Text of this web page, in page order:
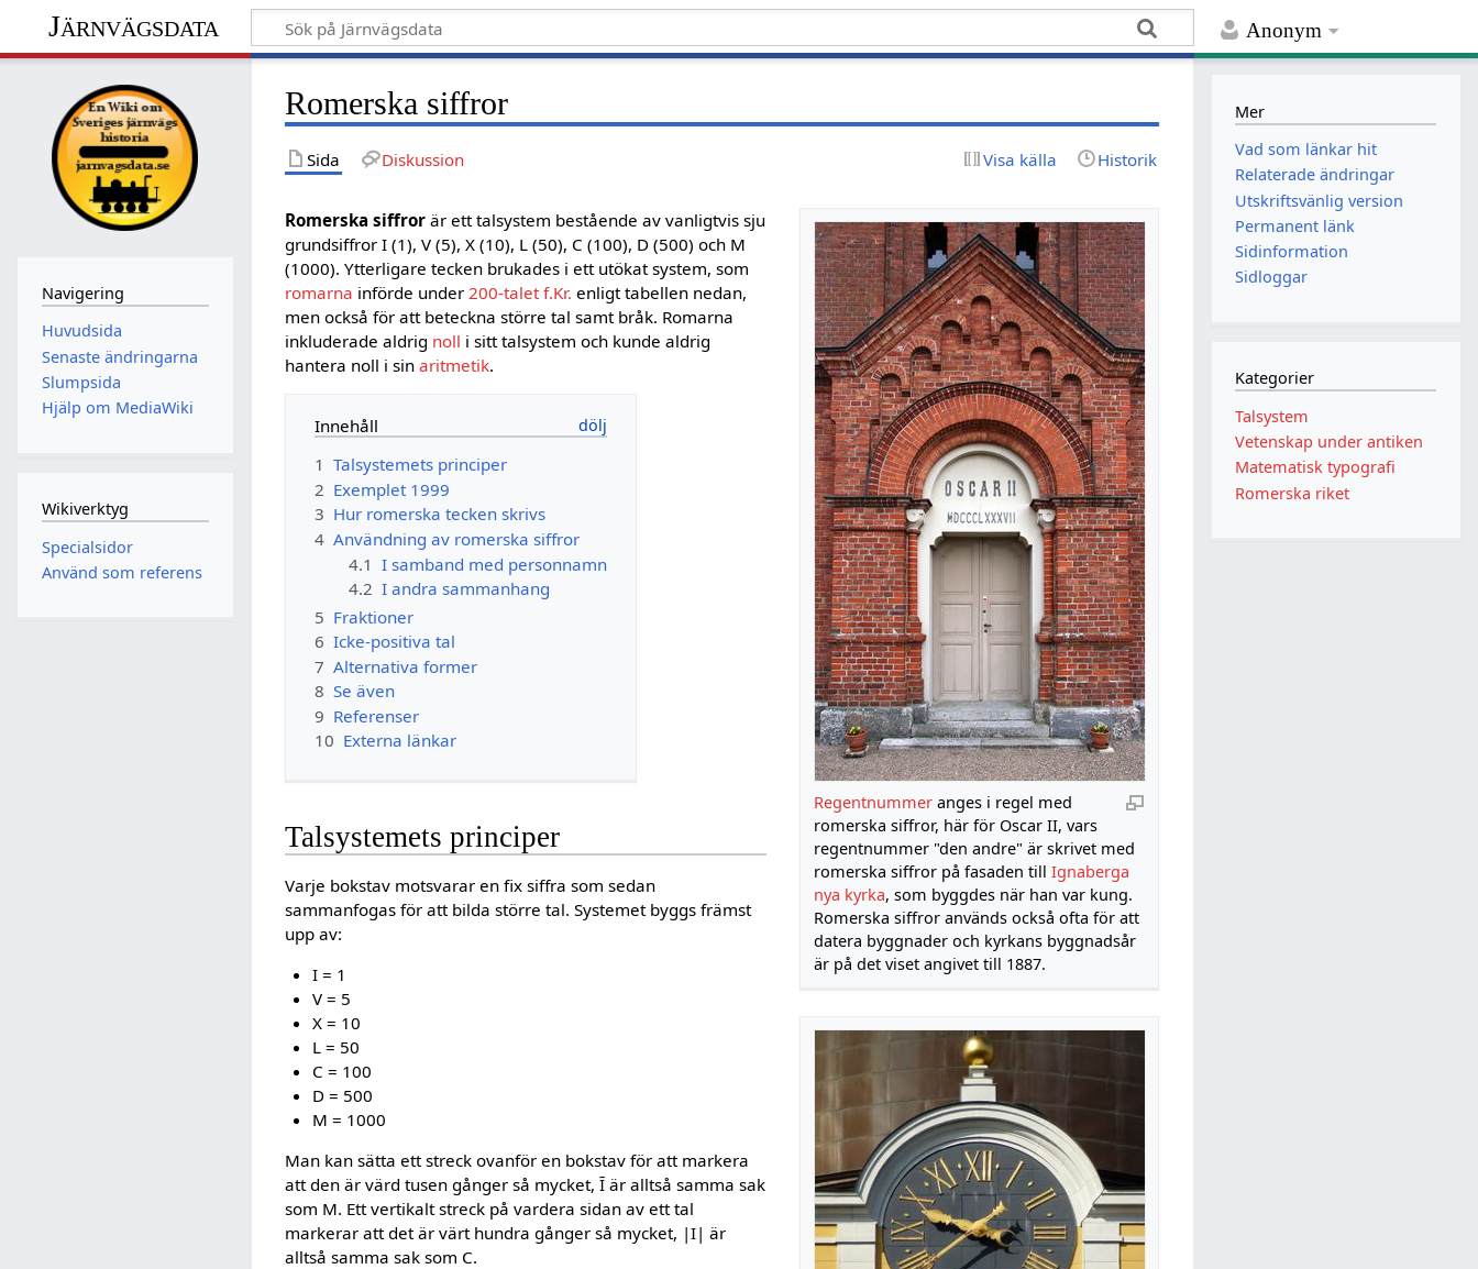
Anonym
Järnvägsdata
Romerska siffror
Sida Diskussion Visa källa Historik
Regentnummeranges i regel med
romerska siffror, här för Oscar II, vars
regentnummer "den andre" är skrivet med
romerska siffror på fasaden till Ignaberga
nya kyrka, som byggdes när han var kung.
Romerska siffror används också ofta för att
datera byggnader och kyrkans byggnadsår
är på det viset angivet till 1887.
Romerska siffror är ett talsystem bestående av vanligtvis sju
grundsiffror I (1), V (5), X (10), L (50), C (100), D (500) och M
(1000). Ytterligare tecken brukades i ett utökat system, som
romarna införde under 200-talet f.Kr. enligt tabellen nedan,
men också för att beteckna större tal samt bråk. Romarna
inkluderade aldrig noll i sitt talsystem och kunde aldrig
hantera noll i sinaritmetik.
Innehåll
1 Talsystemets principer
2 Exemplet 1999
3 Hur romerska tecken skrivs
4 Användning av romerska siffror
4.1 I samband med personnamn
4.2 I andra sammanhang
5 Fraktioner
6 Icke-positiva tal
7 Alternativa former
8 Se även
9 Referenser
10 Externa länkar
Talsystemets principer
Varje bokstav motsvarar en fix siffra som sedan
sammanfogas för att bilda större tal. Systemet byggs främst
upp av:
I = 1
V = 5
X = 10
L = 50
C = 100
D = 500
M = 1000
Man kan sätta ett streck ovanför en bokstav för att markera
att den är värd tusen gånger så mycket, Ī är alltså samma sak
som M. Ett vertikalt streck på vardera sidan av ett tal
markerar att det är värt hundra gånger så mycket, |I| är
alltså samma sak som C.
Navigering
Huvudsida
Senaste ändringarna
Slumpsida
Hjälp om MediaWiki
Wikiverktyg
Specialsidor
Använd som referens
Mer
Vad som länkar hit
Relaterade ändringar
Utskriftsvänlig version
Permanent länk
Sidinformation
Sidloggar
Kategorier
Talsystem
Vetenskap under antiken
Matematisk typografi
Romerska riket